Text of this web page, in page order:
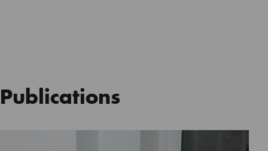
Publications